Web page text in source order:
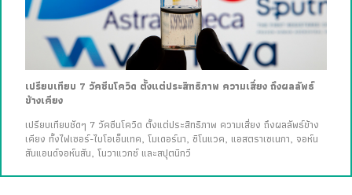
เปรียบเทียบ 7 วัคซีนโควิด ตั้งแต่ประสิทธิภาพ ความเสี่ยง ถึงผลลัพธ์
ข้างเคียง
เปรียบเทียบชัดๆ 7 วัคซีนโควิด ตั้งแต่ประสิทธิภาพ ความเสี่ยง ถึงผลลัพธ์ข้าง
เคียง ทั้งไฟเซอร์-ไบโอเอ็นเทค, โมเดอร์นา, ซิโนแวค, แอสตราเซเนกา, จอห์น
สันแอนด์จอห์นสัน, โนวาแวกซ์ และสปุตนิกวี